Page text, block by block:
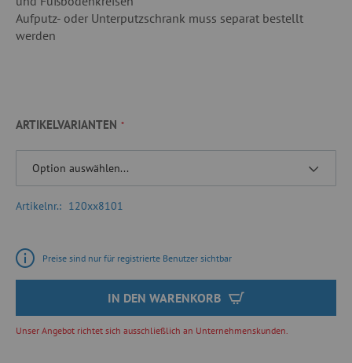
Aufputz- oder Unterputzschrank muss separat bestellt
werden
ARTIKELVARIANTEN
Artikelnr. 120xx8101
Preise sind nur für registrierte Benutzer sichtbar
IN DEN WARENKORB
Unser Angebot richtet sich ausschließlich an Unternehmenskunden.